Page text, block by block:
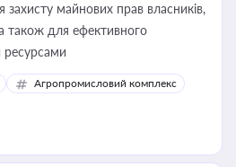
майнових прав власників,
також для ефективного
ресурсами
Агропромисловий комплекс